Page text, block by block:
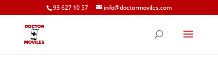
93 627 10 57 info@doctormoviles.com